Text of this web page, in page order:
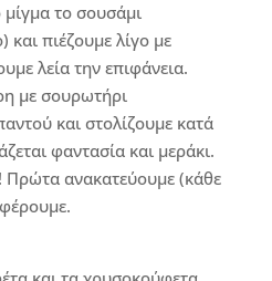
το σουσάμι
πιέζουμε λίγο με
λεία την επιφάνεια.
με σουρωτήρι
και στολίζουμε κατά
φαντασία και μεράκι.
ανακατεύουμε (κάθε